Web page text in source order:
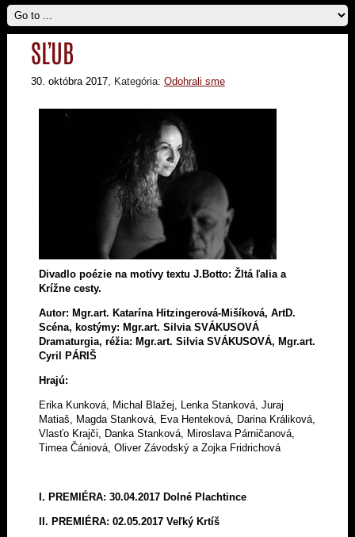
SĽUB
30. októbra 2017, Kategória: Odohrali sme
Divadlo poézie na motívy textu J.Botto: Žltá ľalia a
Krížne cesty.
Autor: Mgr.art. Katarína Hitzingerová-Mišíková, ArtD.
Scéna, kostýmy: Mgr.art. Silvia SVÁKUSOVÁ
Dramaturgia, réžia: Mgr.art. Silvia SVÁKUSOVÁ, Mgr.art.
Cyril PÁRIŠ
Hrajú:
Erika Kunková, Michal Blažej, Lenka Stanková, Juraj
Matiaš, Magda Stanková, Eva Henteková, Darina Králiková,
Vlasťo Krajči, Danka Stanková, Miroslava Párničanová,
Timea Čániová, Oliver Závodský a Zojka Fridrichová
I. PREMIÉRA: 30.04.2017 Dolné Plachtince
II. PREMIÉRA: 02.05.2017 Veľký Krtíš